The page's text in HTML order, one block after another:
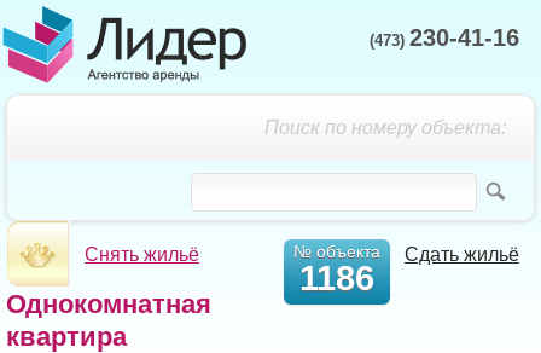
(473) 230-41-16
Поиск по номеру объекта:
Снять жильё Сдать жильё
№ объекта
1186
Однокомнатная
квартира